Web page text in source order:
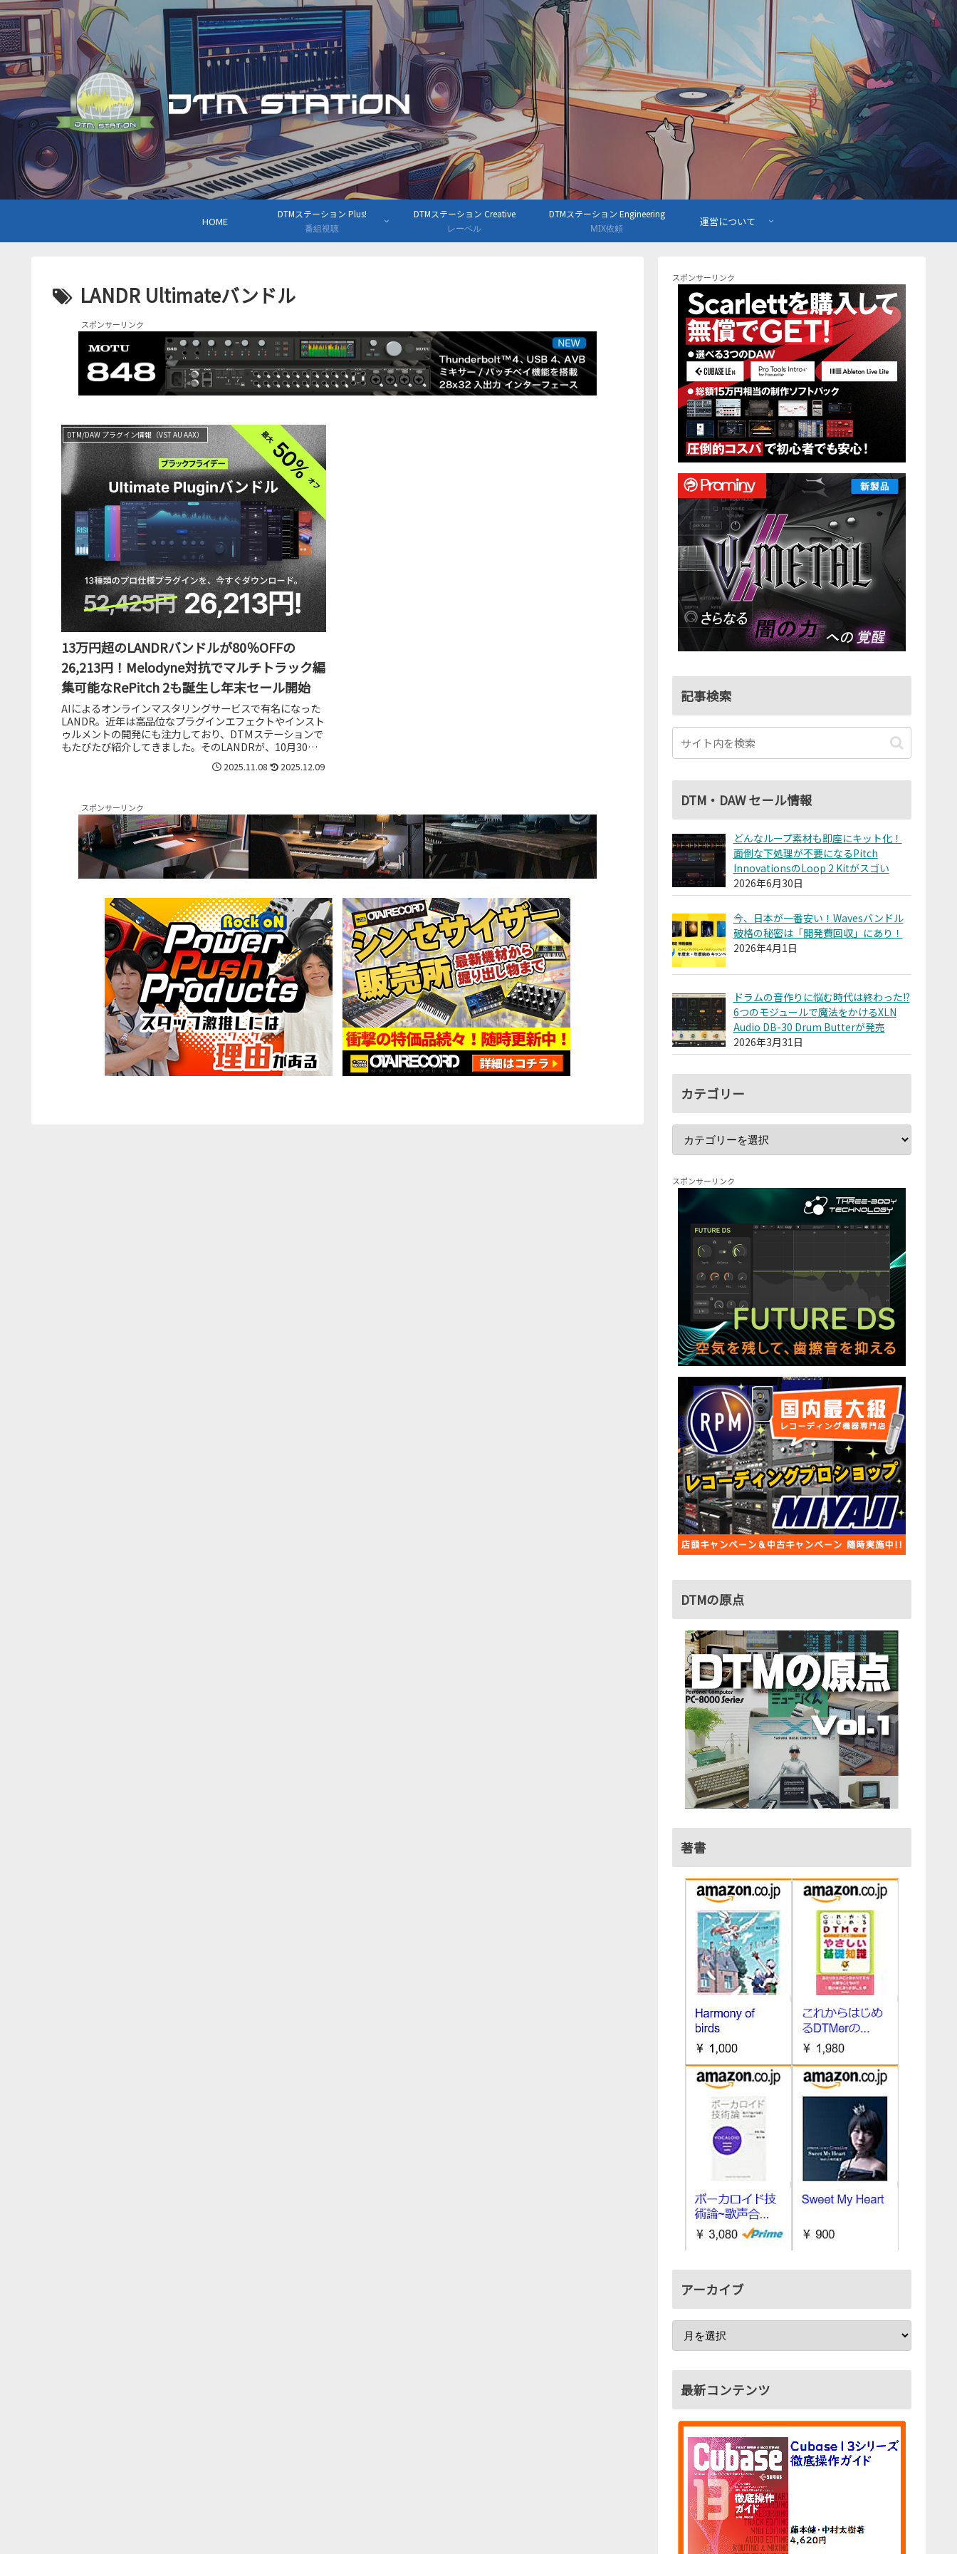
HOME
DTMステーション Plus!
番組視聴
DTMステーション Creative
レーベル
DTMステーション Engineering
MIX依頼
運営について
LANDR Ultimateバンドル
スポンサーリンク
DTM/DAW プラグイン情報（VST AU AAX）
13万円超のLANDRバンドルが80％OFFの
26,213円！Melodyne対抗でマルチトラック編
集可能なRePitch 2も誕生し年末セール開始
AIによるオンラインマスタリングサービスで有名になった
LANDR。近年は高品位なプラグインエフェクトやインスト
ゥルメントの開発にも注力しており、DTMステーションで
もたびたび紹介してきました。そのLANDRが、10月30日
2025.11.08 2025.12.09
スポンサーリンク
スポンサーリンク
記事検索
DTM・DAW セール情報
どんなループ素材も即座にキット化！
面倒な下処理が不要になるPitch
InnovationsのLoop 2 Kitがスゴい
2026年6月30日
今、日本が一番安い！Wavesバンドル
破格の秘密は「開発費回収」にあり！
2026年4月1日
ドラムの音作りに悩む時代は終わった!?
6つのモジュールで魔法をかけるXLN
Audio DB-30 Drum Butterが発売
2026年3月31日
カテゴリー
スポンサーリンク
DTMの原点
著書
アーカイブ
最新コンテンツ